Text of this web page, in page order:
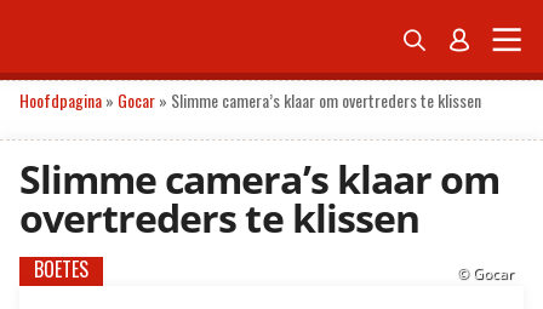
 
Hoofdpagina» Gocar» Slimme camera’s klaar om overtreders te klissen
Slimme camera’s klaar om
overtreders te klissen
© Gocar
BOETES